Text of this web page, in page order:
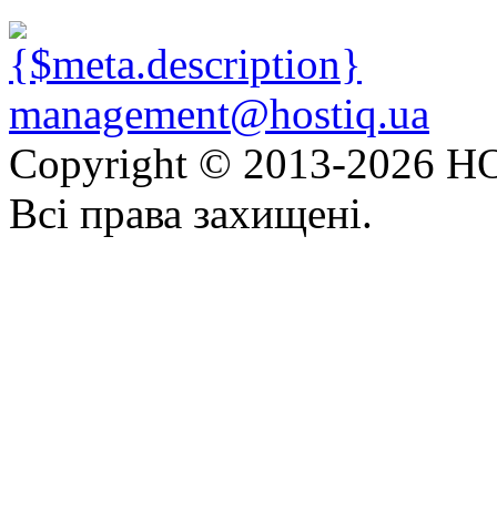
management@hostiq.ua
Copyright © 2013-2026
Всі права захищені.